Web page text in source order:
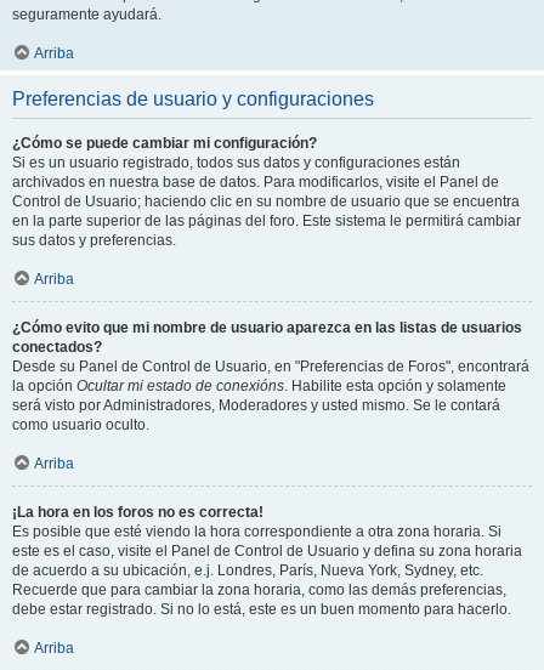
seguramente ayudará.
Arriba
Preferencias de usuario y configuraciones
¿Cómo se puede cambiar mi configuración?
Si es un usuario registrado, todos sus datos y configuraciones están
archivados en nuestra base de datos. Para modificarlos, visite el Panel de
Control de Usuario; haciendo clic en su nombre de usuario que se encuentra
en la parte superior de las páginas del foro. Este sistema le permitirá cambiar
sus datos y preferencias.
Arriba
¿Cómo evito que mi nombre de usuario aparezca en las listas de usuarios
conectados?
Desde su Panel de Control de Usuario, en "Preferencias de Foros", encontrará
la opción Ocultar mi estado de conexións. Habilite esta opción y solamente
será visto por Administradores, Moderadores y usted mismo. Se le contará
como usuario oculto.
Arriba
¡La hora en los foros no es correcta!
Es posible que esté viendo la hora correspondiente a otra zona horaria. Si
este es el caso, visite el Panel de Control de Usuario y defina su zona horaria
de acuerdo a su ubicación, e.j. Londres, París, Nueva York, Sydney, etc.
Recuerde que para cambiar la zona horaria, como las demás preferencias,
debe estar registrado. Si no lo está, este es un buen momento para hacerlo.
Arriba